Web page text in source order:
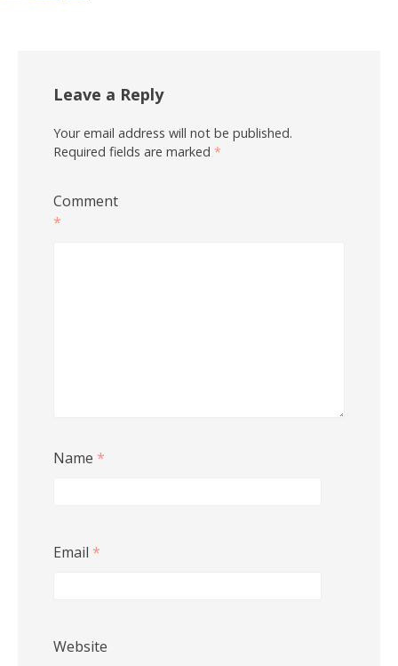
Leave a Reply
Your email address will not be published.
Required fields are marked *
Comment
*
Name *
Email *
Website